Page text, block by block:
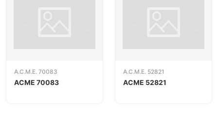
A.C.M.E. 70083
ACME 70083
A.C.M.E. 52821
ACME 52821